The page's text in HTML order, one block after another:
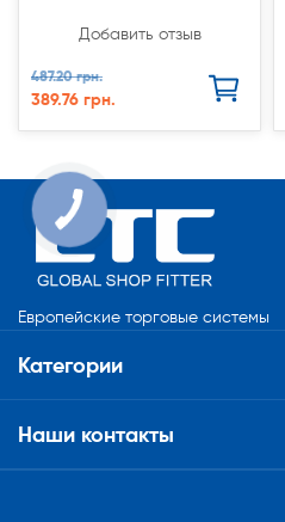
Добавить отзыв
487.20 грн.
389.76 грн.
Европейские торговые системы
Категории
Наши контакты